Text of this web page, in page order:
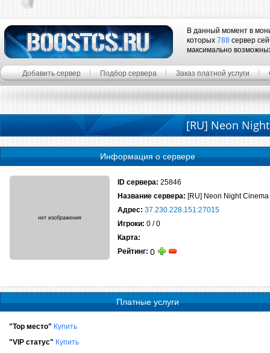
В данный момент в
которых 788 сервер
максимально
Добавить сервер Подбор сервера Заказ платной услуги
[RU] Neon
Информация о сервере
ID сервера: 25846
Название сервера: [RU] Neon Night
Адрес: 37.230.228.151:27015
Игроки: 0 / 0
Карта:
Рейтинг: 0
Платные услуги
"Top место" Купить
"VIP статус" Купить